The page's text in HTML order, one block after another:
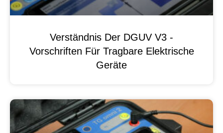
Verständnis Der DGUV V3 -
Vorschriften Für Tragbare Elektrische
Geräte